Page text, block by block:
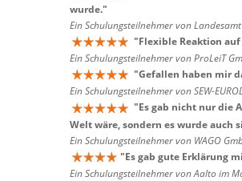
wurde."
Ein Schulungsteilnehmer von
"Flexible Reaktion
Ein Schulungsteilnehmer von ProLeiT
"Gefallen haben mir
Ein Schulungsteilnehmer von SEW-
"Es gab nicht nur die
Welt wäre, sondern es wurde auch
Ein Schulungsteilnehmer von WAGO
"Es gab gute Erklärung
Ein Schulungsteilnehmer von Aalto im